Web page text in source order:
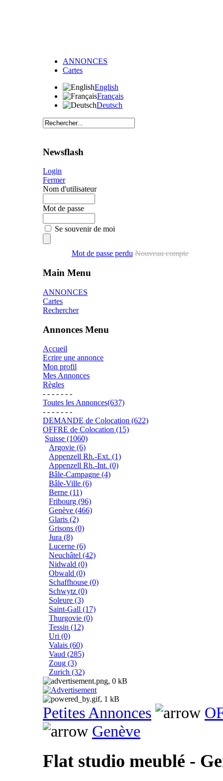
ANNONCES
Cartes
English
Français
Deutsch
Newsflash
Login
Fermer
Nom d'utilisateur
Mot de passe
Se souvenir de moi
Mot de passe perdu Nouveau compte
Main Menu
ANNONCES
Cartes
Rechercher
Annonces Menu
Accueil
Ecrire une annonce
Mon profil
Mes Annonces
Règles
- - - - - - -
Toutes les Annonces(637)
- - - - - - -
DEMANDE de Colocation (622)
OFFRE de Colocation (15)
Suisse (1060)
Argovie (6)
Appenzell Rh.-Ext. (1)
Appenzell Rh.-Int. (0)
Bâle-Campagne (4)
Bâle-Ville (6)
Berne (11)
Fribourg (96)
Genève (466)
Glaris (2)
Grisons (0)
Jura (8)
Lucerne (6)
Neuchâtel (42)
Nidwald (0)
Obwald (0)
Schaffhouse (0)
Schwytz (0)
Soleure (3)
Saint-Gall (17)
Thurgovie (0)
Tessin (12)
Uri (0)
Valais (60)
Vaud (285)
Zoug (3)
Zurich (32)
Petites Annonces
Genève
Flat studio meublé -